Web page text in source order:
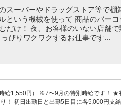
スーパーやドラッグストア等で棚
という機械を使って 商品のバーコ
だけ！ 夜、お客様のいない店舗
ぴりワクワクするお仕事です...
給1,550円） ※7〜9月の特別時給です！ ★
！ 初日出勤日と出勤5日目に各5,000円支